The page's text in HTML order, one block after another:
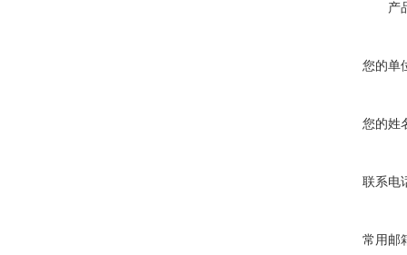
产
您的单
您的姓
联系电
常用邮